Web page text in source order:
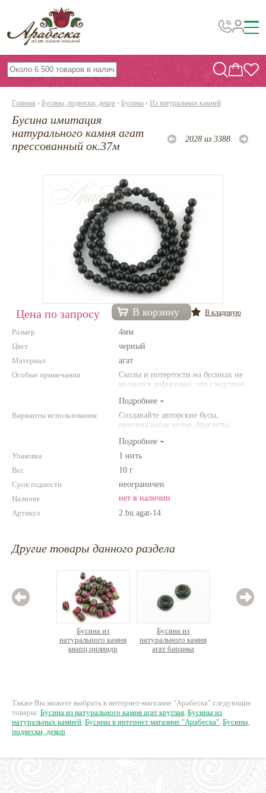
Бусины, подвески, декор
Бисер
Фурнитура
Проволока
Инструменты и материалы
Эпоксидная смола
Шнуры, ленты, нитки
По темам и сезонам
Бисер TOHO
Нетемнеющая фурнитура
Всё для вышивки
Проволока
Натуральные камни
Фотофорум
Главная › Бусины, подвески, декор › Бусины › Из натуральных камней
Бусина имитация
натурального камня агат
прессованный ок.37м
2028 из 3388
Цена по запросу В корзину В кладовую
Размер
4мм
Цвет
черный
Материал
агат
Особые примечания
Сколы и потертости на бусинах не
являются дефектами, это следствие
природного камня. Цвет и размер
товара может отличаться от
представленных на фото.
Подробнее
Варианты использования
Создавайте авторские бусы,
оригинальные колье, браслеты,
Комбинируйте различные цвета и
размеры. Фантазируйте!
Подробнее
Упаковка
1 нить
Вес
10 г
Срок годности
неограничен
Наличие
нет в наличии
Артикул
2.bu.agat-14
Другие товары данного раздела
Бусина из
натурального камня
кварц цилиндр
Бусина из
натурального камня
агат баранка
Также Вы можете выбрать в интернет-магазине "Арабеска" следующие
товары: Бусина из натурального камня агат круглая, Бусины из
натуральных камней, Бусины в интернет магазине "Арабеска", Бусины,
подвески, декор